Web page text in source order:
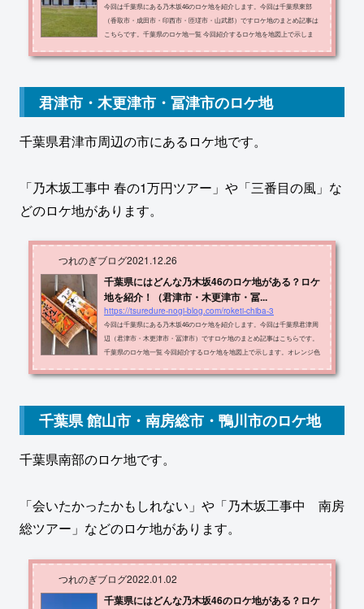
今回は千葉県にある乃木坂46のロケ地を紹介します。今回は千葉県東部
（香取市・成田市・印西市・匝瑳市・山武郡）ですロケ地のまとめ記事は
こちらです。千葉県のロケ地一覧 今回紹介するロケ地を地図上で示しま
アをまとめたものが以下の表です。ロケ地住所メディア木下交流の杜広場
西市牧の原５丁目1613番地１ごめんねfingers crossed 遠藤個人PV旧学習院
初等科正堂成田市大竹１４５１おい...
君津市・木更津市・冨津市のロケ地
千葉県君津市周辺の市にあるロケ地です。
「乃木坂工事中 春の1万円ツアー」や「三番目の風」な
どのロケ地があります。
つれのぎブログ2021.12.26
千葉県にはどんな乃木坂46のロケ地がある？ロケ
地を紹介！（君津市・木更津市・冨...
https://tsuredure-nogi-blog.com/roketi-chiba-3
今回は千葉県にある乃木坂46のロケ地を紹介します。今回は千葉県君津周
辺（君津市・木更津市・冨津市）ですロケ地のまとめ記事はこちらです。
千葉県のロケ地一覧 今回紹介するロケ地を地図上で示します。オレンジ色
めたものが以下の表です。ロケ地住所メディア海ほたるＰＡ木更津市中島
TUDIO ZERO木更津市岩根３丁目１２−３５三番目の風 MVアナスターシャ
MVあの日僕は咄嗟に噓をついた MV...
千葉県 館山市・南房総市・鴨川市のロケ地
千葉県南部のロケ地です。
「会いたかったかもしれない」や「乃木坂工事中 南房
総ツアー」などのロケ地があります。
つれのぎブログ2022.01.02
千葉県にはどんな乃木坂46のロケ地がある？ロケ